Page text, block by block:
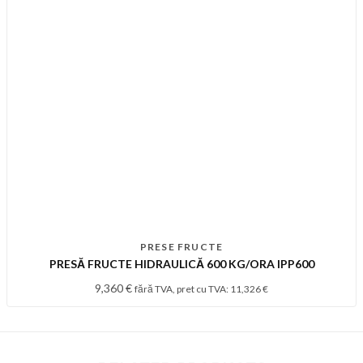
PRESE FRUCTE
PRESĂ FRUCTE HIDRAULICĂ 600 KG/ORA IPP600
9,360€ fără TVA, pret cu TVA: 11,326€